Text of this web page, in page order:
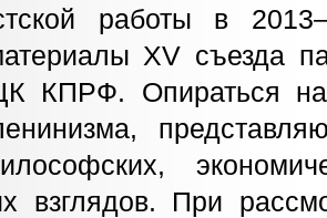
работы в
XV съезда
КПРФ. Опираться на
взглядов. При